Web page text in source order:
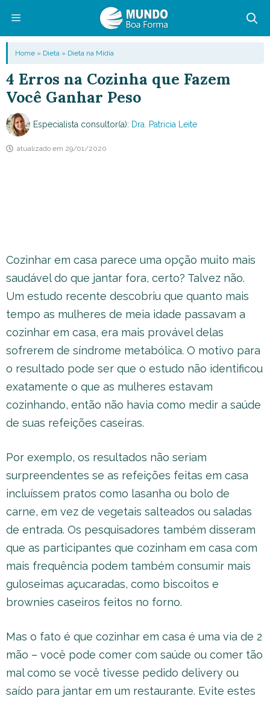
conteúdo
Menu
Home » Dieta » Dieta na Mídia
4 Erros na Cozinha que Fazem
Você Ganhar Peso
Especialista consultor(a): Dra. Patricia Leite
atualizado em 29/01/2020
Cozinhar em casa parece uma opção muito mais
saudável do que jantar fora, certo? Talvez não.
Um estudo recente descobriu que quanto mais
tempo as mulheres de meia idade passavam a
cozinhar em casa, era mais provável delas
sofrerem de síndrome metabólica. O motivo para
o resultado pode ser que o estudo não identificou
exatamente o que as mulheres estavam
cozinhando, então não havia como medir a saúde
de suas refeições caseiras.
Por exemplo, os resultados não seriam
surpreendentes se as refeições feitas em casa
incluíssem pratos como lasanha ou bolo de
carne, em vez de vegetais salteados ou saladas
de entrada. Os pesquisadores também disseram
que as participantes que cozinham em casa com
mais frequência podem também consumir mais
guloseimas açucaradas, como biscoitos e
brownies caseiros feitos no forno.
Mas o fato é que cozinhar em casa é uma via de 2
mão – você pode comer com saúde ou comer tão
mal como se você tivesse pedido delivery ou
saído para jantar em um restaurante. Evite estes